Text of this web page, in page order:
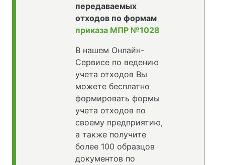
передаваемых
отходов по формам
приказа МПР №1028
В нашем Онлайн-
Сервисе по ведению
учета отходов Вы
можете бесплатно
формировать формы
учета отходов по
своему предприятию,
а также получите
более 100 образцов
документов по